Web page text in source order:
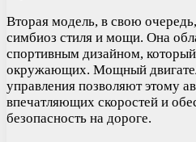
Вторая модель, в свою
симбиоз стиля и мощи. Она
спортивным дизайном,
окружающих. Мощный
управления позволяют этому
впечатляющих скоростей и
безопасность на дороге.